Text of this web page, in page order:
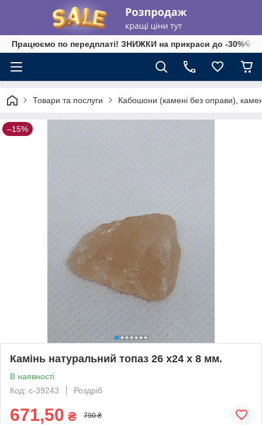
Працюємо по передплаті! ЗНИЖКИ на прикраси до -30%💎
Товари та послуги Кабошони (камені без оправи),
–15%
Камінь натуральний топаз 26 х24 х 8 мм.
В наявності
Код: с-39243
Роздріб
671,50 ₴ 790 ₴